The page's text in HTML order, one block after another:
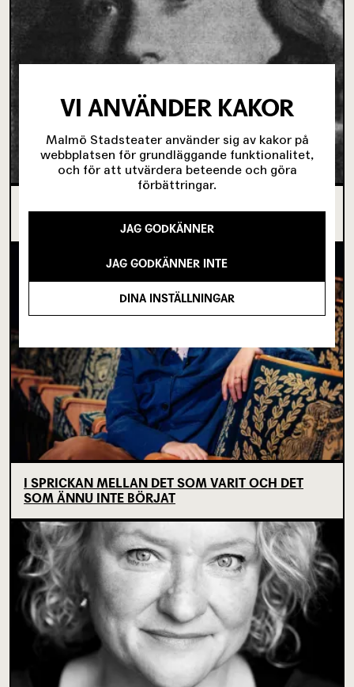
KÖPENHAMNSTRILOGIN
I SPRICKAN MELLAN DET SOM VARIT OCH DET
SOM ÄNNU INTE BÖRJAT
VI ANVÄNDER KAKOR
Malmö Stadsteater använder sig av kakor på
webbplatsen för grundläggande funktionalitet,
och för att utvärdera beteende och göra
förbättringar.
JAG GODKÄNNER
JAG GODKÄNNER INTE
DINA INSTÄLLNINGAR